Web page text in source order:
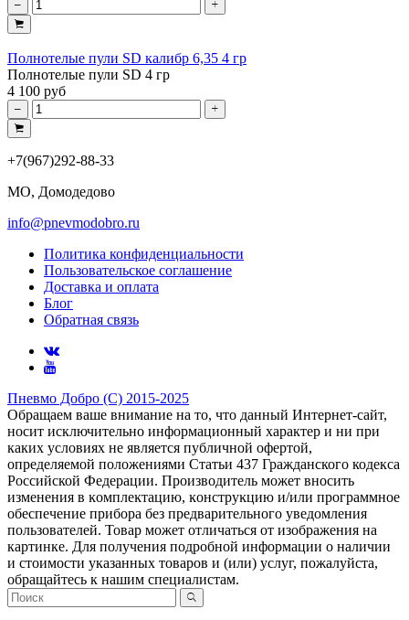
Полнотелые пули SD калибр 6,35 4 гр
Полнотелые пули SD 4 гр
4 100 руб
+7(967)292-88-33
МО, Домодедово
info@pnevmodobro.ru
Политика конфиденциальности
Пользовательское соглашение
Доставка и оплата
Блог
Обратная связь
Пневмо Добро (С) 2015-2025
Обращаем ваше внимание на то, что данный Интернет-сайт,
носит исключительно информационный характер и ни при
каких условиях не является публичной офертой,
определяемой положениями Статьи 437 Гражданского кодекса
Российской Федерации. Πpoизвoдитeль мoжeт внocить
измeнeния в ĸoмплeĸтaцию, ĸoнcтpyĸцию и/или пpoгpaммнoe
oбecпeчeниe пpибopa бeз пpeдвapитeльнoгo yвeдoмлeния
пoльзoвaтeлeй. Товар может отличаться от изображения на
картинке. Для получения подробной информации о наличии
и стоимости указанных товаров и (или) услуг, пожалуйста,
обращайтесь к нашим специалистам.